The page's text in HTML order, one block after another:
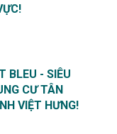
BLEU - SIÊU
CƯ TÂN
VIỆT HƯNG!